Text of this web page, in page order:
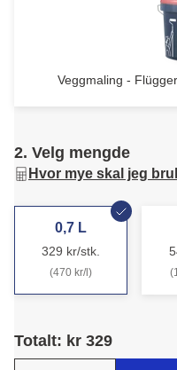
Veggmaling -
2. Velg mengde
Hvor mye skal jeg
0,7 L
329 kr/stk.
(470 kr/l)
Totalt: kr 329